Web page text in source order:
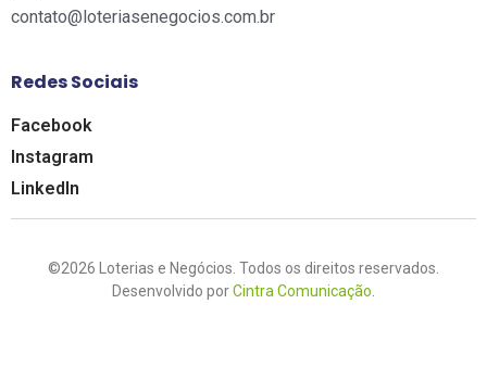
contato@loteriasenegocios.com.br​
Redes Sociais
Facebook
Instagram
LinkedIn
©2026 Loterias e Negócios. Todos os direitos reservados.
Desenvolvido porCintra Comunicação